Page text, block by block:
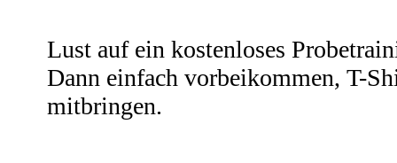
Lust auf ein kostenloses
Dann einfach vorbeikommen, T-
mitbringen.